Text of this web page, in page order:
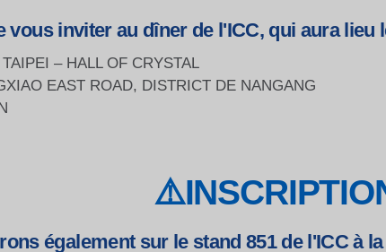
vous inviter au dîner de l'ICC, qui aura lieu
– HALL OF CRYSTAL
EAST ROAD, DISTRICT DE NANGANG
⚠️
également sur le stand 851 de l'ICC à